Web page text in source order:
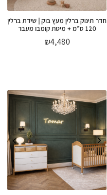
חדר תינוק ברלין מעץ בוק | שידת ברלין
120 ס”מ + מיטת קומבו מעבר
₪4,480